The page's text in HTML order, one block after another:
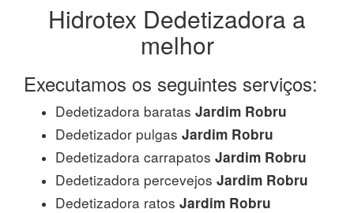
Hidrotex Dedetizadora a
melhor
Executamos os seguintes serviços:
Dedetizadora baratas Jardim Robru
Dedetizador pulgas Jardim Robru
Dedetizadora carrapatos Jardim Robru
Dedetizadora percevejos Jardim Robru
Dedetizadora ratos Jardim Robru